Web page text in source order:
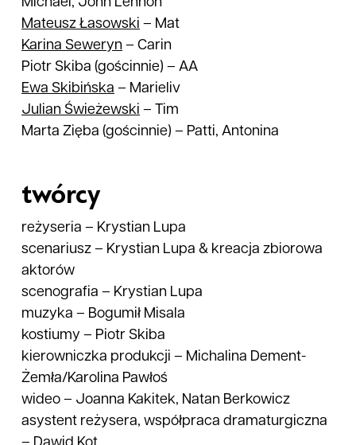
Mateusz Łasowski – Mat
Karina Seweryn – Carin
Piotr Skiba (gościnnie) – AA
Ewa Skibińska – Marieliv
Julian Świeżewski – Tim
Marta Zięba (gościnnie) – Patti, Antonina
twórcy
reżyseria – Krystian Lupa
scenariusz – Krystian Lupa & kreacja zbiorowa
aktorów
scenografia – Krystian Lupa
muzyka – Bogumił Misala
kostiumy – Piotr Skiba
kierowniczka produkcji – Michalina Dement-
Żemła/Karolina Pawłoś
wideo – Joanna Kakitek, Natan Berkowicz
asystent reżysera, współpraca dramaturgiczna